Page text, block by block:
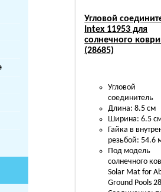
Угловой
Intex 11953 для
солнечного
(28685)
Угловой
соединитель
Длина: 8.5 см
Ширина: 6.5
Гайка в
резьбой: 54.6
Под модель
солнечного
Solar Mat for
Ground Pools